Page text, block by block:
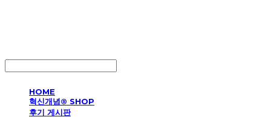
HOME
혁신개념® SHOP
후기 게시판